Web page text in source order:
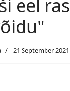
eel
21 September 2021